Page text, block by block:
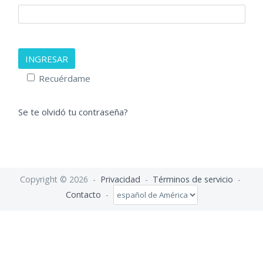
INGRESAR
Recuérdame
Se te olvidó tu contraseña?
Copyright © 2026 - Privacidad - Términos de servicio -
Contacto -